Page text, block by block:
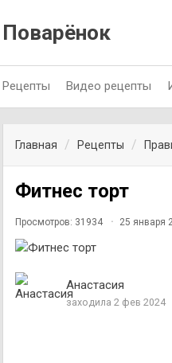
Поварёнок
Рецепты Видео рецепты
Главная Рецепты
Фитнес торт
Просмотров: 31934 25 января
Анастасия
заходила 2 фев 2024